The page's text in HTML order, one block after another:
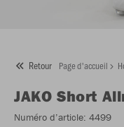
Retour Page d'accueil
JAKO Short
Numéro d’article: 4499